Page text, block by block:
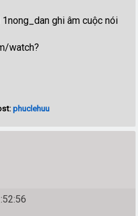
ghi âm cuộc nói
watch?
phuclehuu